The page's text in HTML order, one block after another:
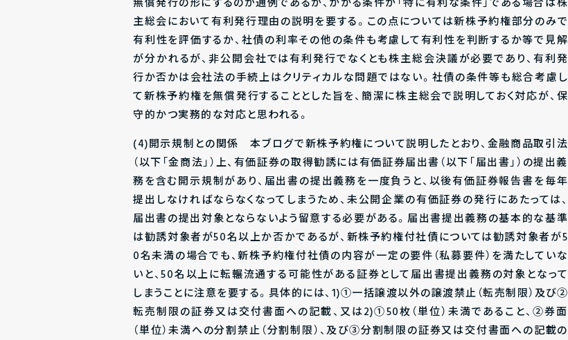
無償発行の形にするのが通例であるが、かかる条件が「特に有利な条件」である場合は株
主総会において有利発行理由の説明を要する。この点については新株予約権部分のみで
有利性を評価するか、社債の利率その他の条件も考慮して有利性を判断するか等で見解
が分かれるが、非公開会社では有利発行でなくとも株主総会決議が必要であり、有利発
行か否かは会社法の手続上はクリティカルな問題ではない。社債の条件等も総合考慮し
て新株予約権を無償発行することとした旨を、簡潔に株主総会で説明しておく対応が、保
守的かつ実務的な対応と思われる。
(4)開示規制との関係 本ブログで新株予約権について説明したとおり、金融商品取引法
（以下「金商法」）上、有価証券の取得勧誘には有価証券届出書（以下「届出書」）の提出義
務を含む開示規制があり、届出書の提出義務を一度負うと、以後有価証券報告書を毎年
提出しなければならなくなってしまうため、未公開企業の有価証券の発行にあたっては、
届出書の提出対象とならないよう留意する必要がある。届出書提出義務の基本的な基準
は勧誘対象者が50名以上か否かであるが、新株予約権付社債については勧誘対象者が5
0名未満の場合でも、新株予約権付社債の内容が一定の要件（私募要件）を満たしていな
いと、50名以上に転輾流通する可能性がある証券として届出書提出義務の対象となって
しまうことに注意を要する。具体的には、1)①一括譲渡以外の譲渡禁止（転売制限）及び②
転売制限の証券又は交付書面への記載、又は2)①50枚（単位）未満であること、②券面
（単位）未満への分割禁止（分割制限）、及び③分割制限の証券又は交付書面への記載の